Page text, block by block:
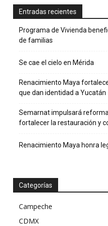
Entradas recientes
Programa de Vivienda
de familias
Se cae el cielo en Mérida
Renacimiento Maya
que dan identidad a Yucatán
Semarnat impulsará
fortalecer la restauración y
Renacimiento Maya honra
Categorías
Campeche
CDMX